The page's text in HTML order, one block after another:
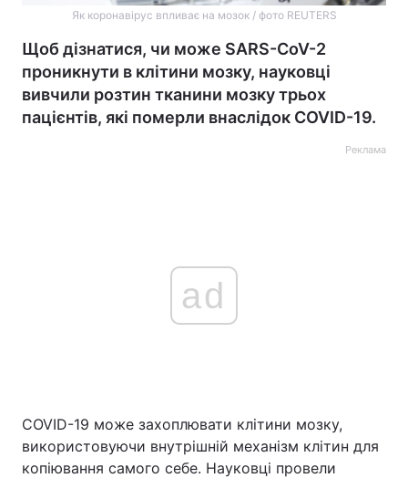
Головна Війна
Україна Політика
Як коронавірус впливає на мозок / фото REUTERS
Щоб дізнатися, чи може SARS-CoV-2
проникнути в клітини мозку, науковці
вивчили розтин тканини мозку трьох
пацієнтів, які померли внаслідок COVID-19.
Реклама
ad
COVID-19 може захоплювати клітини мозку,
використовуючи внутрішній механізм клітин для
копіювання самого себе. Науковці провели